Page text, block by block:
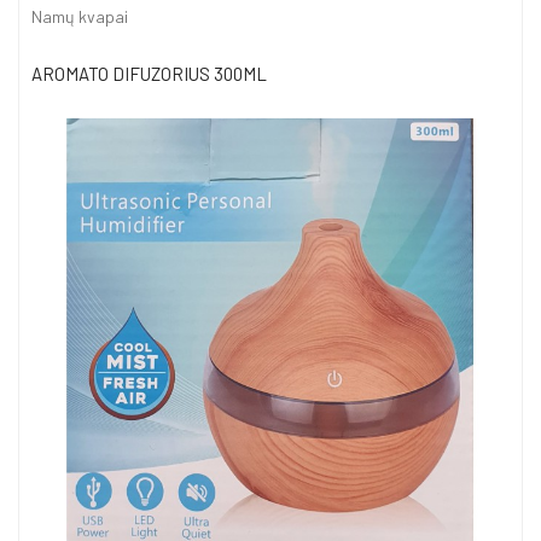
Namų kvapai
AROMATO DIFUZORIUS 300ML